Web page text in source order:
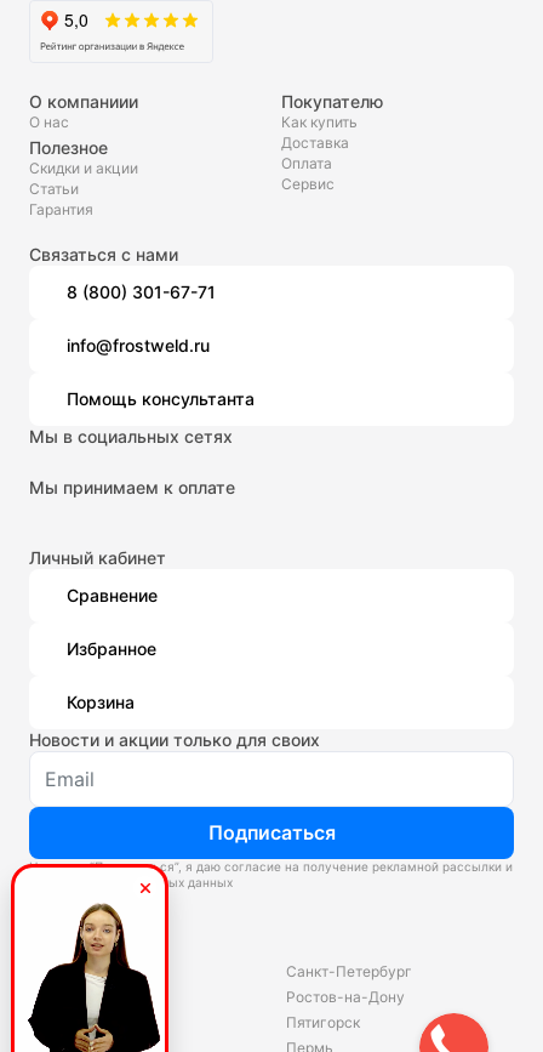
О компаниии
О нас
Полезное
Скидки и акции
Статьи
Гарантия
Покупателю
Как купить
Доставка
Оплата
Сервис
Связаться с нами
8 (800) 301-67-71
info@frostweld.ru
Помощь консультанта
Мы в социальных сетях
Мы принимаем к оплате
Личный кабинет
Сравнение
Избранное
Корзина
Новости и акции только для своих
Подписаться
Нажимая “Подписаться”, я даю согласие на получение рекламной рассылки и
обработку персональных данных
Склады
Владивосток
Екатеринбург
Красноярск
Волгоград
Санкт-Петербург
Ростов-на-Дону
Пятигорск
Пермь